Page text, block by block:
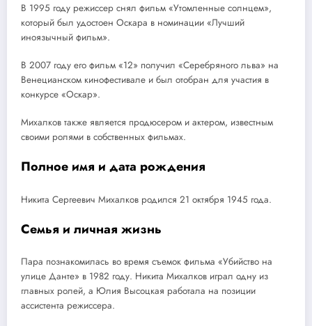
В 1995 году режиссер снял фильм «Утомленные солнцем»,
который был удостоен Оскара в номинации «Лучший
иноязычный фильм».
В 2007 году его фильм «12» получил «Серебряного льва» на
Венецианском кинофестивале и был отобран для участия в
конкурсе «Оскар».
Михалков также является продюсером и актером, известным
своими ролями в собственных фильмах.
Полное имя и дата рождения
Никита Сергеевич Михалков родился 21 октября 1945 года.
Семья и личная жизнь
Пара познакомилась во время съемок фильма «Убийство на
улице Данте» в 1982 году. Никита Михалков играл одну из
главных ролей, а Юлия Высоцкая работала на позиции
ассистента режиссера.